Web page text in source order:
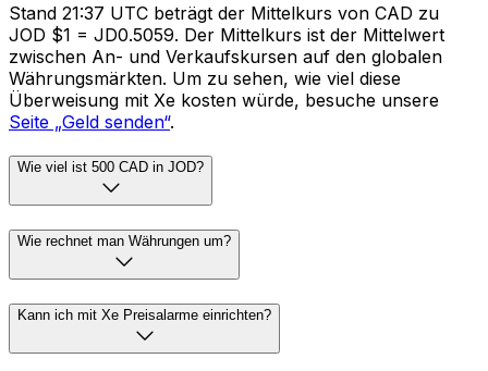
Stand 21:37 UTC beträgt der Mittelkurs von CAD zu
JOD $1 = JD0.5059. Der Mittelkurs ist der Mittelwert
zwischen An- und Verkaufskursen auf den globalen
Währungsmärkten. Um zu sehen, wie viel diese
Überweisung mit Xe kosten würde, besuche unsere
Seite „Geld senden“.
Wie viel ist 500 CAD in JOD?
Wie rechnet man Währungen um?
Kann ich mit Xe Preisalarme einrichten?